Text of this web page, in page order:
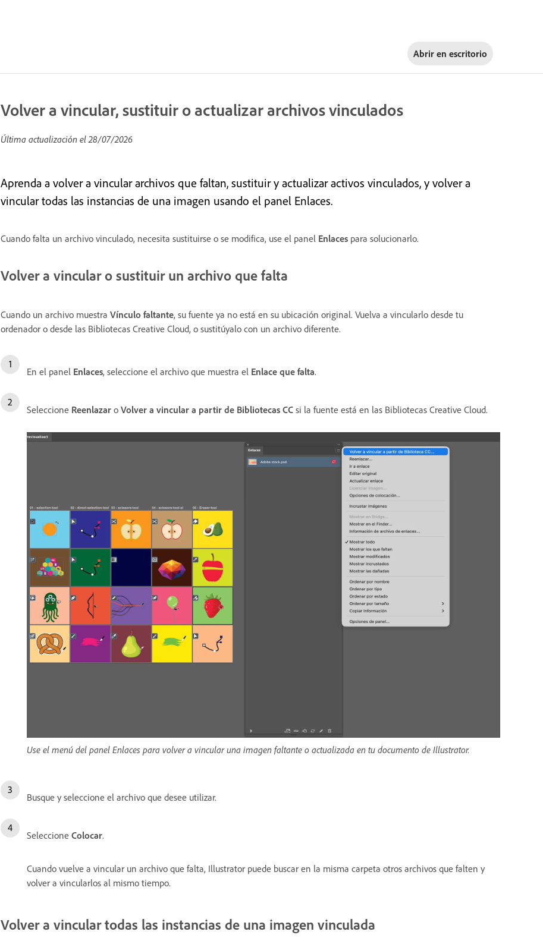
Abrir en escritorio
Volver a vincular, sustituir o actualizar archivos vinculados
Última actualización el28/07/2026
Aprenda a volver a vincular archivos que faltan, sustituir y actualizar activos vinculados, y volver a
vincular todas las instancias de una imagen usando el panel Enlaces.
Cuando falta un archivo vinculado, necesita sustituirse o se modifica, use el panel Enlaces para solucionarlo.
Volver a vincular o sustituir un archivo que falta
Cuando un archivo muestra Vínculo faltante, su fuente ya no está en su ubicación original. Vuelva a vincularlo desde tu
ordenador o desde las Bibliotecas Creative Cloud, o sustitúyalo con un archivo diferente.
En el panel Enlaces, seleccione el archivo que muestra el Enlace que falta.
Seleccione Reenlazar o Volver a vincular a partir de Bibliotecas CC si la fuente está en las Bibliotecas Creative Cloud.
Use el menú del panel Enlaces para volver a vincular una imagen faltante o actualizada en tu documento de Illustrator.
Busque y seleccione el archivo que desee utilizar.
Seleccione Colocar.
Cuando vuelve a vincular un archivo que falta, Illustrator puede buscar en la misma carpeta otros archivos que falten y
volver a vincularlos al mismo tiempo.
Volver a vincular todas las instancias de una imagen vinculada